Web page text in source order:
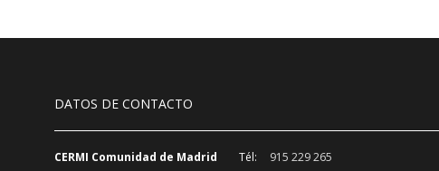
DATOS DE CONTACTO
CERMI Comunidad de Madrid Tél: 915 229 265